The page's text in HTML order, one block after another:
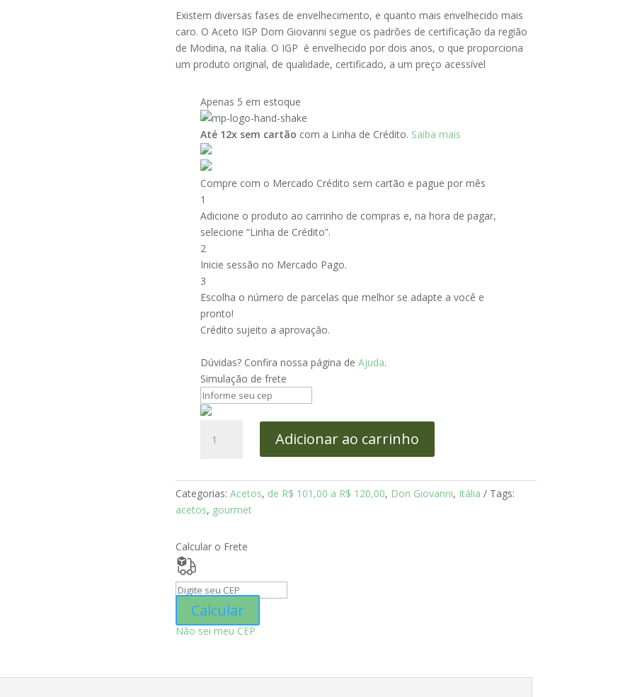
Existem diversas fases de envelhecimento, e quanto mais envelhecido mais
caro. O Aceto IGP Dom Giovanni segue os padrões de certificação da região
de Modina, na Italia. O IGP é envelhecido por dois anos, o que proporciona
um produto original, de qualidade, certificado, a um preço acessível
Apenas 5 em estoque
Até 12x sem cartão com a Linha de Crédito. Saiba mais
Compre com o Mercado Crédito sem cartão e pague por mês
1
Adicione o produto ao carrinho de compras e, na hora de pagar,
selecione “Linha de Crédito”.
2
Inicie sessão no Mercado Pago.
3
Escolha o número de parcelas que melhor se adapte a você e
pronto!
Crédito sujeito a aprovação.
Dúvidas? Confira nossa página de Ajuda.
Simulação de frete
Balsamico
Don
Giovanni
500ml
Adicionar ao carrinho
Categorias: Acetos, de R$ 101,00 a R$ 120,00, Don Giovanni, Itália
Tags:
acetos, gourmet
Calcular o Frete
Calcular
Não sei meu CEP